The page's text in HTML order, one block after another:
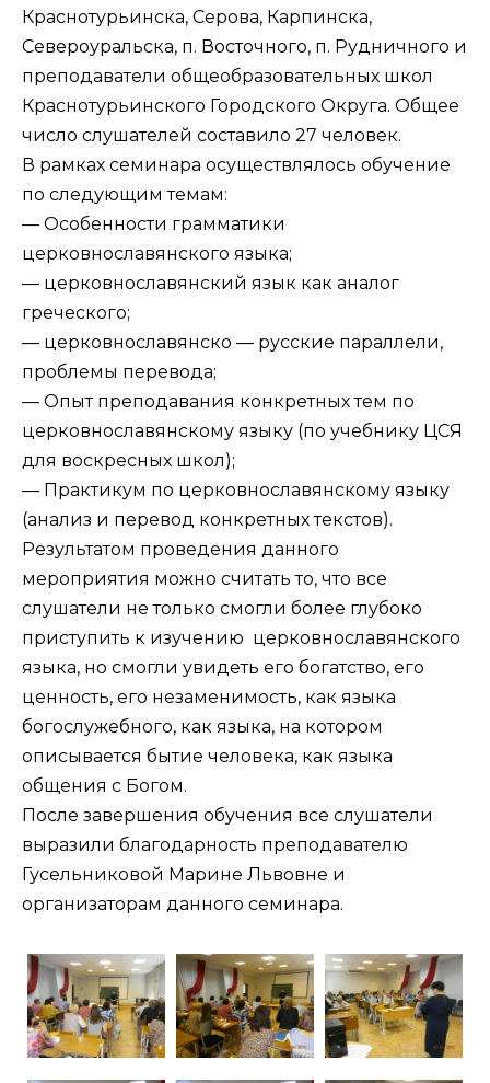
Краснотурьинска, Серова, Карпинска,
Североуральска, п. Восточного, п. Рудничного и
преподаватели общеобразовательных школ
Краснотурьинского Городского Округа. Общее
число слушателей составило 27 человек.
В рамках семинара осуществлялось обучение
по следующим темам:
— Особенности грамматики
церковнославянского языка;
— церковнославянский язык как аналог
греческого;
— церковнославянско — русские параллели,
проблемы перевода;
— Опыт преподавания конкретных тем по
церковнославянскому языку (по учебнику ЦСЯ
для воскресных школ);
— Практикум по церковнославянскому языку
(анализ и перевод конкретных текстов).
Результатом проведения данного
мероприятия можно считать то, что все
слушатели не только смогли более глубоко
приступить к изучению церковнославянского
языка, но смогли увидеть его богатство, его
ценность, его незаменимость, как языка
богослужебного, как языка, на котором
описывается бытие человека, как языка
общения с Богом.
После завершения обучения все слушатели
выразили благодарность преподавателю
Гусельниковой Марине Львовне и
организаторам данного семинара.